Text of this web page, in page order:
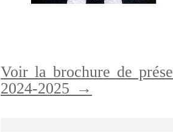
Voir la brochure de
2024-2025 →